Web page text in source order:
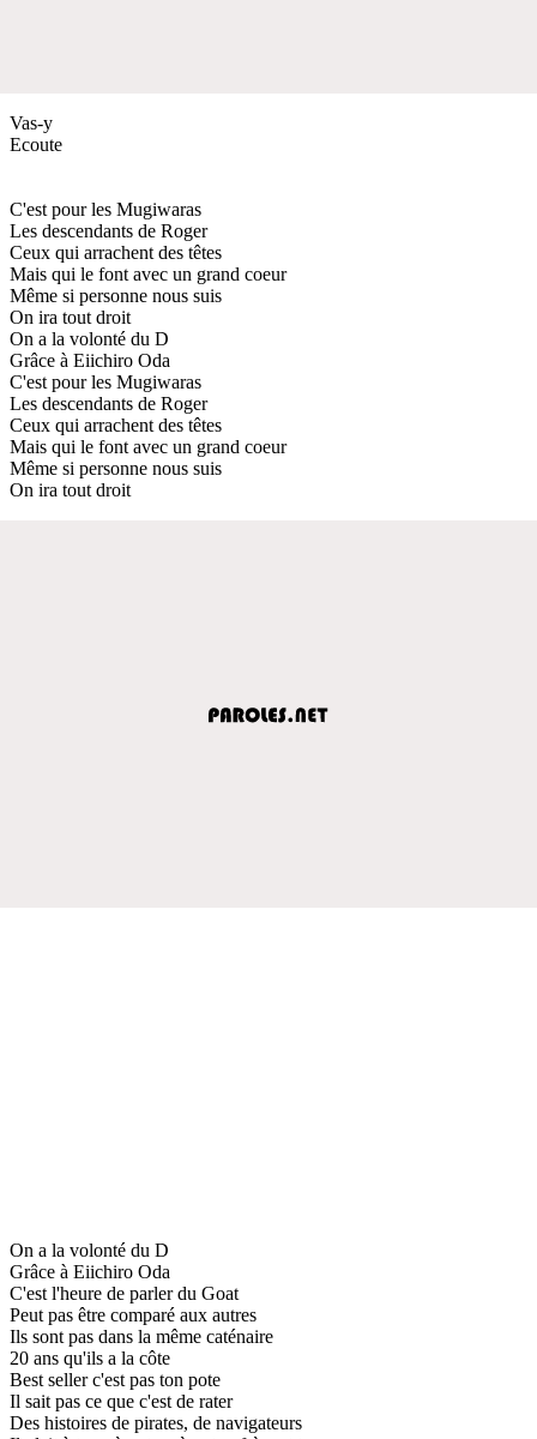
Vas-y
Ecoute
C'est pour les Mugiwaras
Les descendants de Roger
Ceux qui arrachent des têtes
Mais qui le font avec un grand coeur
Même si personne nous suis
On ira tout droit
On a la volonté du D
Grâce à Eiichiro Oda
C'est pour les Mugiwaras
Les descendants de Roger
Ceux qui arrachent des têtes
Mais qui le font avec un grand coeur
Même si personne nous suis
On ira tout droit
On a la volonté du D
Grâce à Eiichiro Oda
C'est l'heure de parler du Goat
Peut pas être comparé aux autres
Ils sont pas dans la même caténaire
20 ans qu'ils a la côte
Best seller c'est pas ton pote
Il sait pas ce que c'est de rater
Des histoires de pirates, de navigateurs